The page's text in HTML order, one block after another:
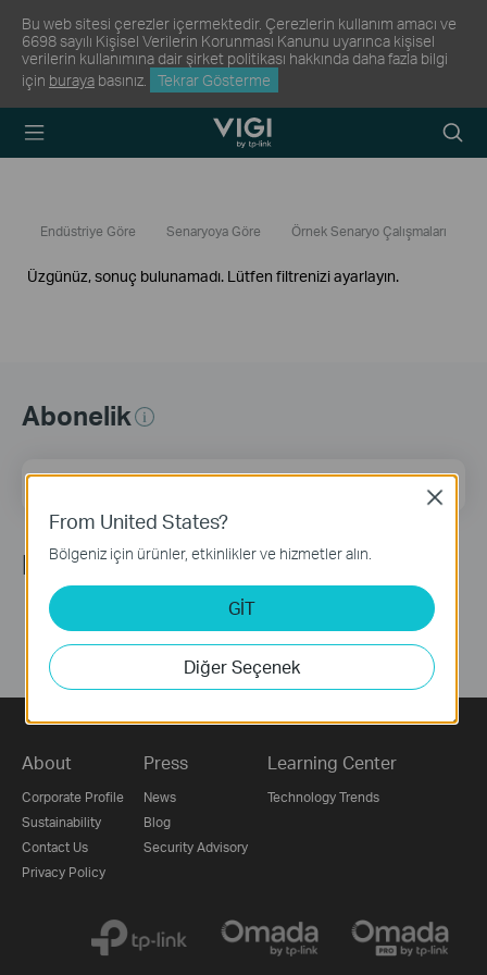
Bu web sitesi çerezler içermektedir. Çerezlerin kullanım amacı ve
6698 sayılı Kişisel Verilerin Korunması Kanunu uyarınca kişisel
verilerin kullanımına dair şirket politikası hakkında daha fazla bilgi
için buraya basınız. Tekrar Gösterme
TP-Link, Reliably
Arama
Endüstriye Göre Senaryoya Göre Örnek Senaryo Çalışmaları
Üzgünüz, sonuç bulunamadı. Lütfen filtrenizi ayarlayın.
Abonelik
E-posta Adresi Üye Ol
Bizi Takip Edin
About
Corporate Profile
Sustainability
Contact Us
Privacy Policy
Press
News
Blog
Security Advisory
Learning Center
Technology Trends
From United States?
Bölgeniz için ürünler, etkinlikler ve hizmetler alın.
GİT
Diğer Seçenek
Close